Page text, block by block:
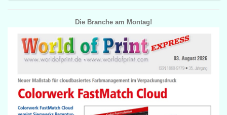
Die Branche am Montag!